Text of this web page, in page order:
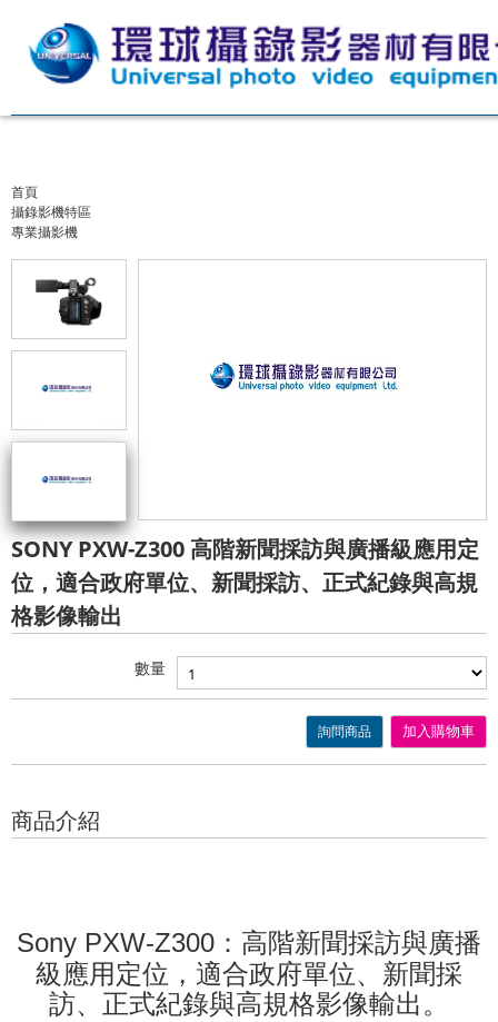
首頁
攝錄影機特區
專業攝影機
SONY PXW-Z300 高階新聞採訪與廣播級應用定
位，適合政府單位、新聞採訪、正式紀錄與高規
格影像輸出
數量
詢問商品 加入購物車
商品介紹
Sony PXW-Z300 ：高階新聞採訪與廣播
級應用定位，適合政府單位、新聞採
訪、正式紀錄與高規格影像輸出。